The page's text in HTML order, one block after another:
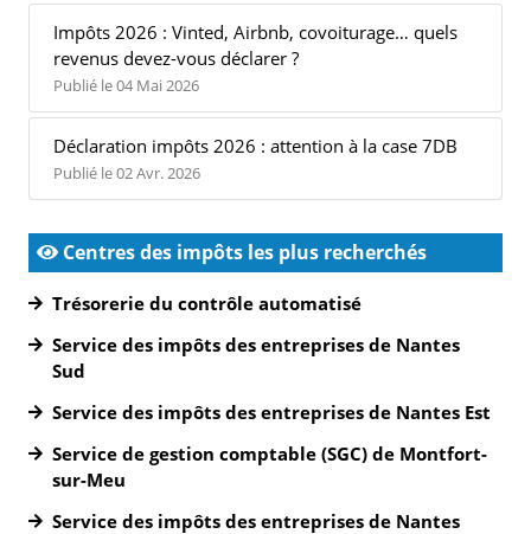
Impôts 2026 : Vinted, Airbnb, covoiturage… quels
revenus devez-vous déclarer ?
Publié le 04 Mai 2026
Déclaration impôts 2026 : attention à la case 7DB
Publié le 02 Avr. 2026
Centres des impôts les plus recherchés
Trésorerie du contrôle automatisé
Service des impôts des entreprises de Nantes
Sud
Service des impôts des entreprises de Nantes Est
Service de gestion comptable (SGC) de Montfort-
sur-Meu
Service des impôts des entreprises de Nantes